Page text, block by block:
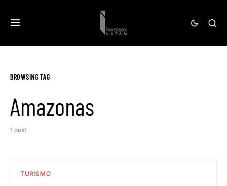
BROWSING TAG
Amazonas
1 post
TURISMO